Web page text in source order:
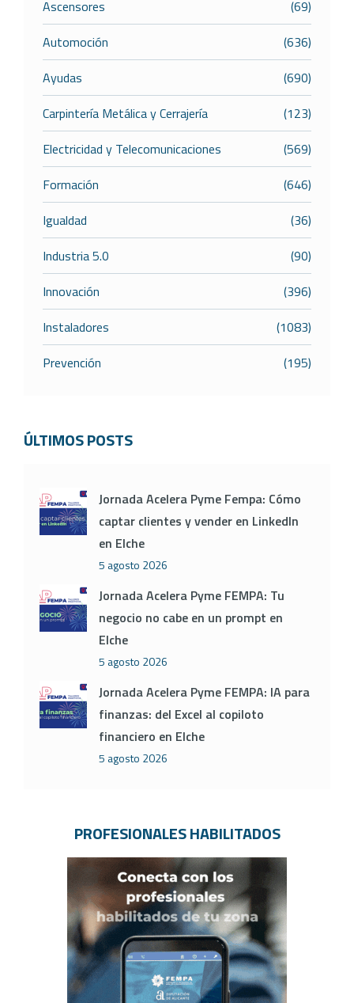
Ascensores
(69)
Automoción
(636)
Ayudas
(690)
Carpintería Metálica y Cerrajería
(123)
Electricidad y Telecomunicaciones
(569)
Formación
(646)
Igualdad
(36)
Industria 5.0
(90)
Innovación
(396)
Instaladores
(1083)
Prevención
(195)
ÚLTIMOS POSTS
Jornada Acelera Pyme Fempa: Cómo
captar clientes y vender en LinkedIn
en Elche
5 agosto 2026
Jornada Acelera Pyme FEMPA: Tu
negocio no cabe en un prompt en
Elche
5 agosto 2026
Jornada Acelera Pyme FEMPA: IA para
finanzas: del Excel al copiloto
financiero en Elche
5 agosto 2026
PROFESIONALES HABILITADOS